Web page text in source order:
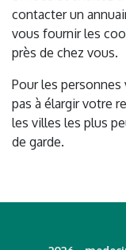
contacter un
vous fournir les
près de chez vous.
Pour les
pas à élargir votre
les villes les plus
de garde.